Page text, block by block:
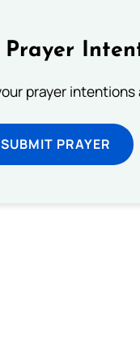
Prayer
prayer
SUBMIT PRAYER